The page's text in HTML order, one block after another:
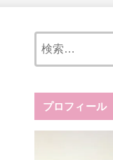
プロフィール